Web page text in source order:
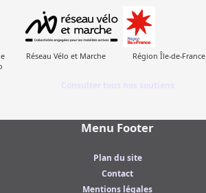
Réseau Vélo et Marche Région Île-de-France
Menu Footer
Plan du site
Contact
Mentions légales